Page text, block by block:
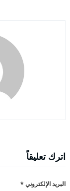
اترك تعليقاً
البريد الإلكتروني *